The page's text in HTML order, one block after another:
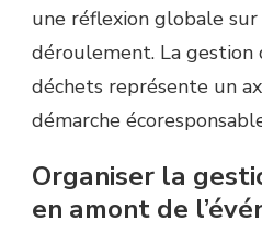
une réflexion globale
déroulement. La gestion
déchets représente un
démarche
Organiser la
en amont de